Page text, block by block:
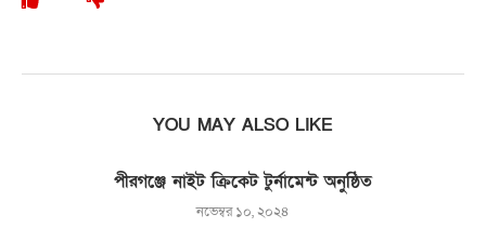
YOU MAY ALSO LIKE
পীরগঞ্জে নাইট ক্রিকেট টুর্নামেন্ট অনুষ্ঠিত
নভেম্বর ১০, ২০২৪